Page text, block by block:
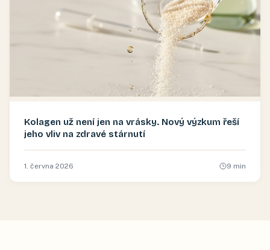
Kolagen už není jen na vrásky. Nový výzkum řeší
jeho vliv na zdravé stárnutí
1. června 2026 9 min